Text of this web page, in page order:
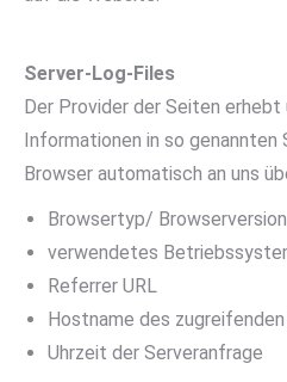
Server-Log-Files
Der Provider der Seiten
Informationen in so genannten
Browser automatisch an uns
Browsertyp/ Browserversion
verwendetes
Referrer URL
Hostname des
Uhrzeit der Serveranfrage